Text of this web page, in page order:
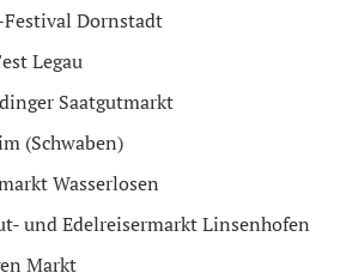
Festival Dornstadt
Legau
Saatgutmarkt
(Schwaben)
Wasserlosen
und Edelreisermarkt Linsenhofen
Markt